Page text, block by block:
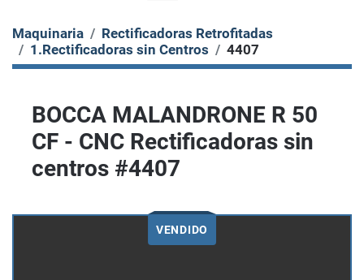
Maquinaria
Rectificadoras Retrofitadas
1.Rectificadoras sin Centros
4407
BOCCA MALANDRONE R 50
CF - CNC Rectificadoras sin
centros #4407
VENDIDO